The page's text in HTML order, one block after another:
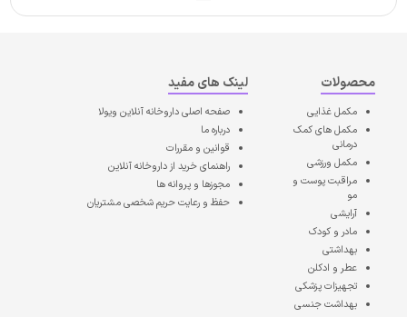
محصولات
مکمل غذایی
مکمل های کمک
درمانی
مکمل ورزشی
مراقبت پوست و
مو
آرایشی
مادر و کودک
بهداشتی
عطر و ادکلن
تجهیزات پزشکی
بهداشت جنسی
لینک های مفید
صفحه اصلیداروخانه آنلاین ویولا
درباره ما
قوانین و مقررات
راهنمای خرید از داروخانه آنلاین
مجوزها و پروانه ها
حفظ و رعایت حریم شخصی مشتریان